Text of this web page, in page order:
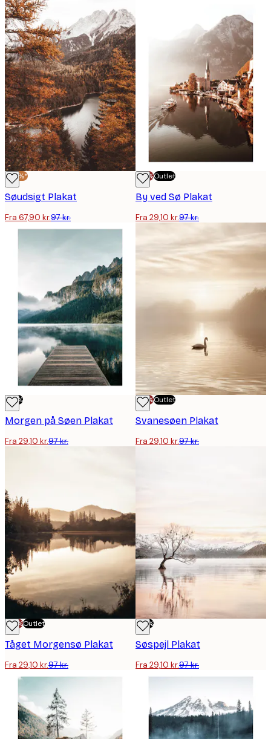
-30%*
Søudsigt Plakat
Fra 67,90 kr.97 kr.
-70%Outlet
By ved Sø Plakat
Fra 29,10 kr.97 kr.
-70%
Morgen på Søen Plakat
Fra 29,10 kr.97 kr.
-70%Outlet
Svanesøen Plakat
Fra 29,10 kr.97 kr.
-70%Outlet
Tåget Morgensø Plakat
Fra 29,10 kr.97 kr.
-70%
Søspejl Plakat
Fra 29,10 kr.97 kr.